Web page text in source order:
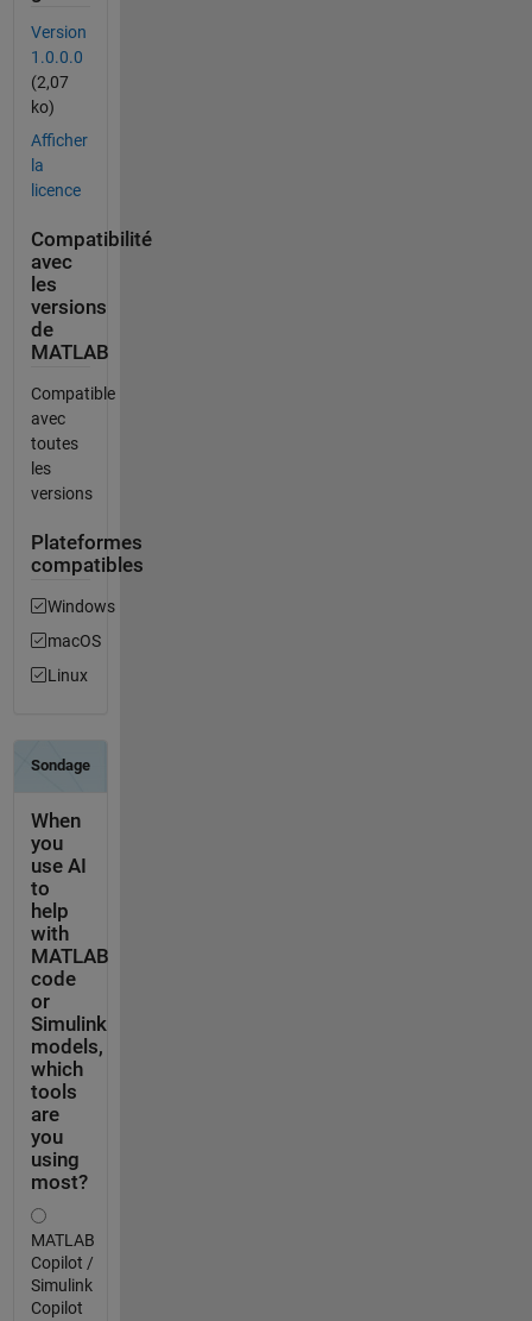
Version
1.0.0.0
(2,07
ko)
Afficher
la
licence
Compatibilité
avec
les
versions
de
MATLAB
Compatible
avec
toutes
les
versions
Plateformes
compatibles
Windows
macOS
Linux